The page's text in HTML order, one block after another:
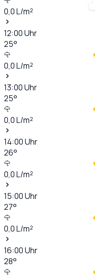
0,0L/m²
12:00Uhr
25°
0,0L/m²
13:00Uhr
25°
0,0L/m²
14:00Uhr
26°
0,0L/m²
15:00Uhr
27°
0,0L/m²
16:00Uhr
28°